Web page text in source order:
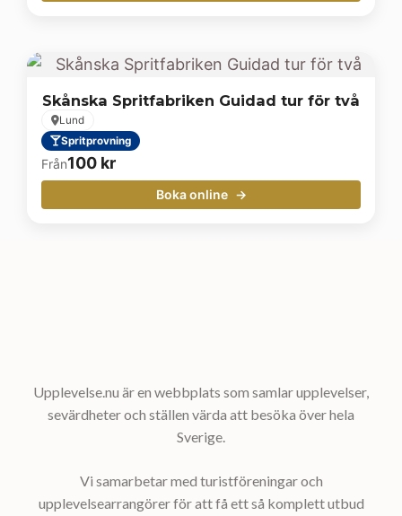
Skånska Spritfabriken Guidad tur för två
Lund
Spritprovning
Från100 kr
Boka online
Upplevelse.nu är en webbplats som samlar upplevelser,
sevärdheter och ställen värda att besöka över hela
Sverige.
Vi samarbetar med turistföreningar och
upplevelsearrangörer för att få ett så komplett utbud